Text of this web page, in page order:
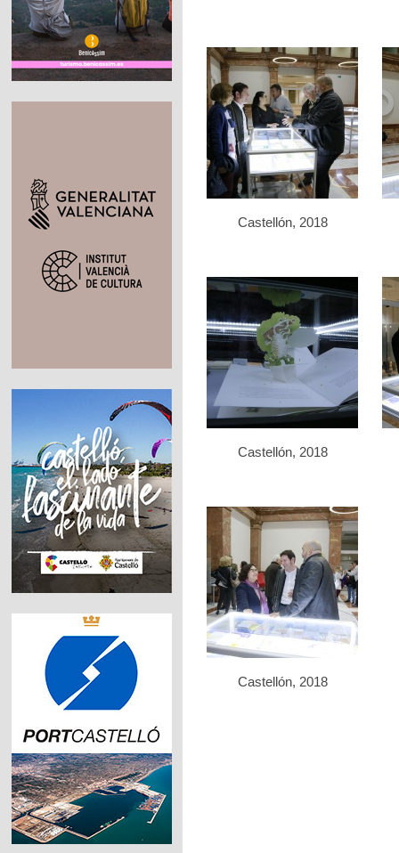
Castellón, 2018
Castellón, 2018
Castellón, 2018